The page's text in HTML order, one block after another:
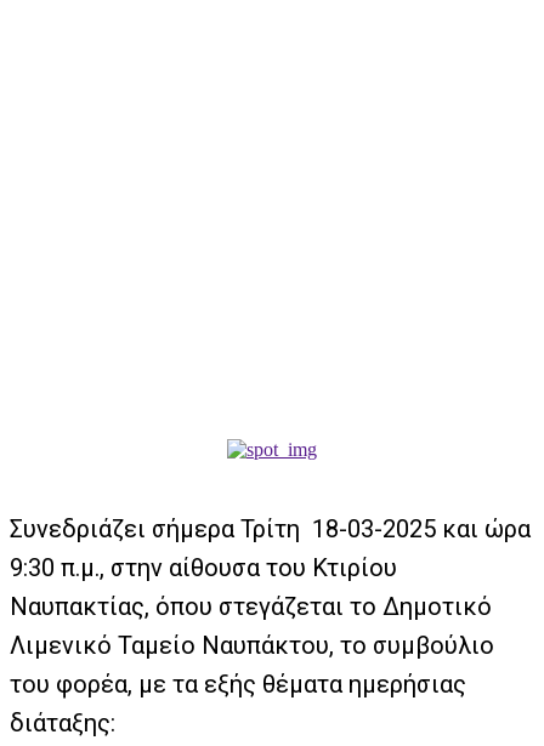
Συνεδριάζει σήμερα Τρίτη 18-03-2025 και ώρα
9:30 π.μ., στην αίθουσα του Κτιρίου
Ναυπακτίας, όπου στεγάζεται το Δημοτικό
Λιμενικό Ταμείο Ναυπάκτου, το συμβούλιο
του φορέα, με τα εξής θέματα ημερήσιας
διάταξης: